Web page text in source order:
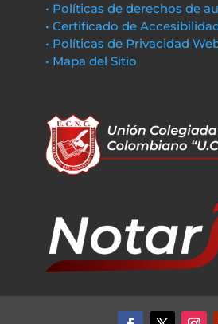
• Políticas de derechos de
• Certificado de
• Políticas de Privacidad
• Mapa del Sitio